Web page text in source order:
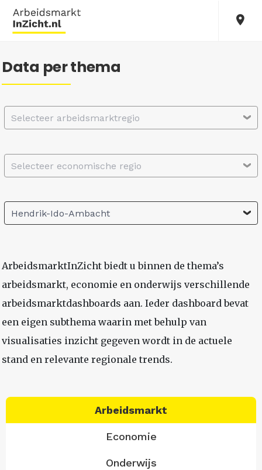
Data per thema
Selecteer arbeidsmarktregio
Selecteer economische regio
Hendrik-Ido-Ambacht
ArbeidsmarktInZicht biedt u binnen de thema’s
arbeidsmarkt, economie en onderwijs verschillende
arbeidsmarktdashboards aan. Ieder dashboard bevat
een eigen subthema waarin met behulp van
visualisaties inzicht gegeven wordt in de actuele
stand en relevante regionale trends.
Arbeidsmarkt
Economie
Onderwijs